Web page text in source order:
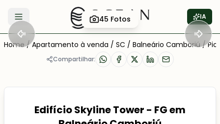
Abrir menu IA
45 Fotos
Home / Apartamento à venda / SC / Balneário Camboriú /
Compartilhar:
Edifício Skyline Tower - FG em